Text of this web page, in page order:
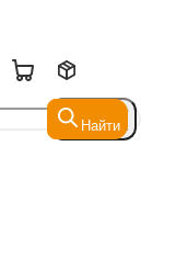
Найти
Найти